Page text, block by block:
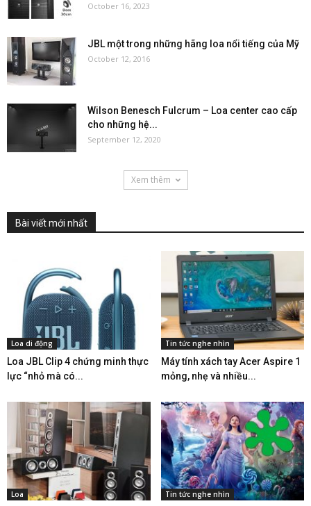
October 16, 2023
JBL một trong những hãng loa nổi tiếng của Mỹ
October 12, 2016
Wilson Benesch Fulcrum – Loa center cao cấp
cho những hệ...
September 12, 2020
Xem thêm
Bài viết mới nhất
Loa di động
Loa JBL Clip 4 chứng minh thực
lực “nhỏ mà có...
Tin tức nghe nhìn
Máy tính xách tay Acer Aspire 1
mỏng, nhẹ và nhiều...
Loa Tin tức nghe nhìn